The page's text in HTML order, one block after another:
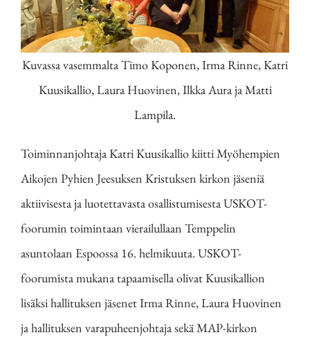
Kuvassa vasemmalta Timo Koponen, Irma Rinne, Katri
Kuusikallio, Laura Huovinen, Ilkka Aura ja Matti
Lampila.
Toiminnanjohtaja Katri Kuusikallio kiitti Myöhempien
Aikojen Pyhien Jeesuksen Kristuksen kirkon jäseniä
aktiivisesta ja luotettavasta osallistumisesta USKOT-
foorumin toimintaan vierailullaan Temppelin
asuntolaan Espoossa 16. helmikuuta. USKOT-
foorumista mukana tapaamisella olivat Kuusikallion
lisäksi hallituksen jäsenet Irma Rinne, Laura Huovinen
ja hallituksen varapuheenjohtaja sekä MAP-kirkon